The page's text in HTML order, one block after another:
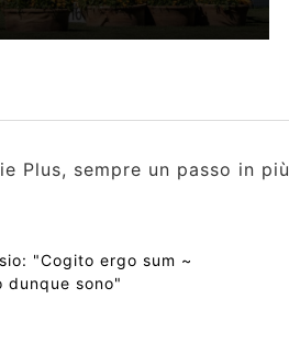
Plus, sempre un passo in più
"Cogito ergo sum ~
dunque sono"